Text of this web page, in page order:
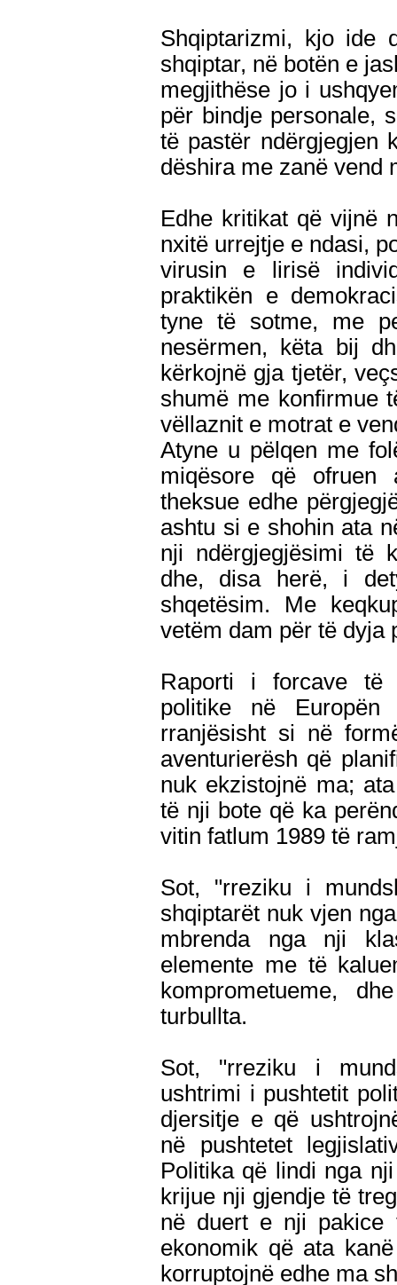
Shqiptarizmi, kjo ide
shqiptar, në botën e
megjithëse jo i
për bindje personale,
të pastër ndërgjegjen
dëshira me zanë vend
Edhe kritikat që vijnë
nxitë urrejtje e ndasi,
virusin e lirisë
praktikën e
tyne të sotme, me
nesërmen, këta bij
kërkojnë gja tjetër,
shumë me konfirmue
vëllaznit e motrat e
Atyne u pëlqen me
miqësore që ofruen
theksue edhe
ashtu si e shohin ata
nji ndërgjegjësimi të
dhe, disa herë, i
shqetësim. Me
vetëm dam për të dyja
Raporti i forcave të
politike në Europën
rranjësisht si në
aventurierësh që
nuk ekzistojnë ma;
të nji bote që ka
vitin fatlum 1989 të
Sot, "rreziku i
shqiptarët nuk vjen
mbrenda nga nji
elemente me të
komprometueme,
turbullta.
Sot, "rreziku i
ushtrimi i pushtetit
djersitje e që
në pushtetet
Politika që lindi nga
krijue nji gjendje të
në duert e nji pakice
ekonomik që ata
korruptojnë edhe ma